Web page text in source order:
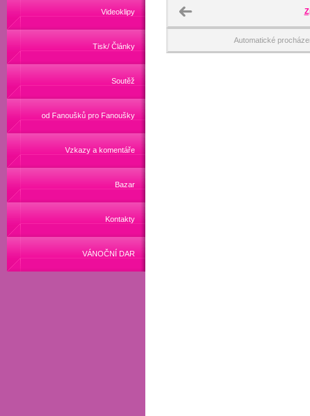
Videoklipy
Tisk/ Články
Soutěž
od Fanoušků pro Fanoušky
Vzkazy a komentáře
Bazar
Kontakty
VÁNOČNÍ DAR
Automatické